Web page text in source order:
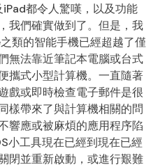
都令人驚嘆，以及功能
我們確實做到了。但是，我
類的智能手機已經超越了僅
無法靠近筆記本電腦或台式
攜式小型計算機。一直隨著
戲或即時檢查電子郵件是很
樣帶來了與計算機相關的問
響應或被麻煩的應用程序陷
小工具現在已經到現在已經
閉並重新啟動，或進行艱難